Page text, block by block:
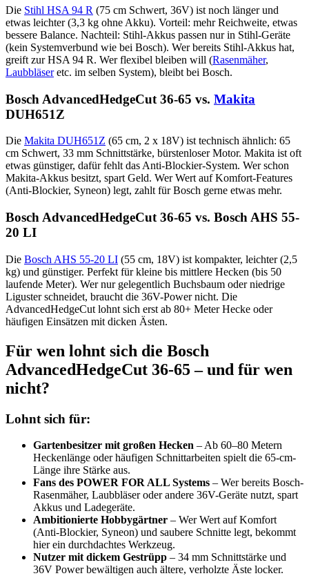
Die Stihl HSA 94 R (75 cm Schwert, 36V) ist noch länger und
etwas leichter (3,3 kg ohne Akku). Vorteil: mehr Reichweite, etwas
bessere Balance. Nachteil: Stihl-Akkus passen nur in Stihl-Geräte
(kein Systemverbund wie bei Bosch). Wer bereits Stihl-Akkus hat,
greift zur HSA 94 R. Wer flexibel bleiben will (Rasenmäher,
Laubbläseretc. im selben System), bleibt bei Bosch.
Bosch AdvancedHedgeCut 36-65 vs. Makita
DUH651Z
Die Makita DUH651Z (65 cm, 2 x 18V) ist technisch ähnlich: 65
cm Schwert, 33 mm Schnittstärke, bürstenloser Motor. Makita ist oft
etwas günstiger, dafür fehlt das Anti-Blockier-System. Wer schon
Makita-Akkus besitzt, spart Geld. Wer Wert auf Komfort-Features
(Anti-Blockier, Syneon) legt, zahlt für Bosch gerne etwas mehr.
Bosch AdvancedHedgeCut 36-65 vs. Bosch AHS 55-
20 LI
Die Bosch AHS 55-20 LI (55 cm, 18V) ist kompakter, leichter (2,5
kg) und günstiger. Perfekt für kleine bis mittlere Hecken (bis 50
laufende Meter). Wer nur gelegentlich Buchsbaum oder niedrige
Liguster schneidet, braucht die 36V-Power nicht. Die
AdvancedHedgeCut lohnt sich erst ab 80+ Meter Hecke oder
häufigen Einsätzen mit dicken Ästen.
Für wen lohnt sich die Bosch
AdvancedHedgeCut 36-65 – und für wen
nicht?
Lohnt sich für:
Gartenbesitzer mit großen Hecken – Ab 60–80 Metern
Heckenlänge oder häufigen Schnittarbeiten spielt die 65-cm-
Länge ihre Stärke aus.
Fans des POWER FOR ALL Systems – Wer bereits Bosch-
Rasenmäher, Laubbläser oder andere 36V-Geräte nutzt, spart
Akkus und Ladegeräte.
Ambitionierte Hobbygärtner – Wer Wert auf Komfort
(Anti-Blockier, Syneon) und saubere Schnitte legt, bekommt
hier ein durchdachtes Werkzeug.
Nutzer mit dickem Gestrüpp – 34 mm Schnittstärke und
36V Power bewältigen auch ältere, verholzte Äste locker.